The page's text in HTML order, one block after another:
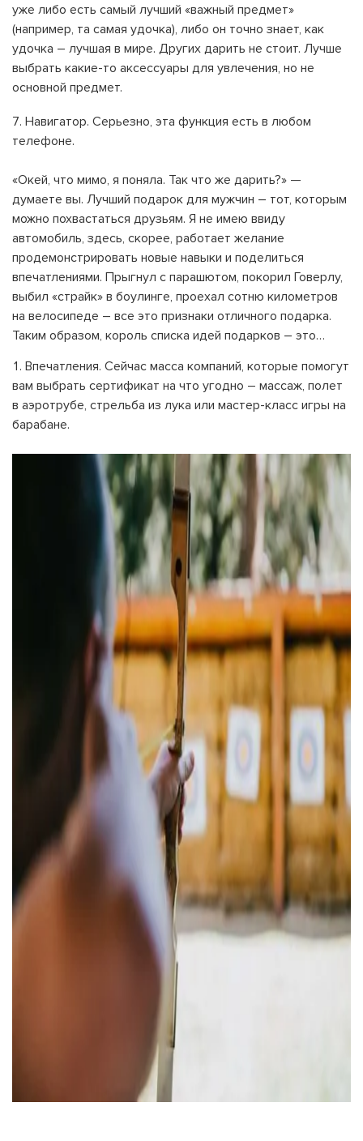
уже либо есть самый лучший «важный предмет»
(например, та самая удочка), либо он точно знает, как
удочка – лучшая в мире. Других дарить не стоит. Лучше
выбрать какие-то аксессуары для увлечения, но не
основной предмет.
Навигатор. Серьезно, эта функция есть в любом
телефоне.
«Окей, что мимо, я поняла. Так что же дарить?» —
думаете вы. Лучший подарок для мужчин – тот, которым
можно похвастаться друзьям. Я не имею ввиду
автомобиль, здесь, скорее, работает желание
продемонстрировать новые навыки и поделиться
впечатлениями. Прыгнул с парашютом, покорил Говерлу,
выбил «страйк» в боулинге, проехал сотню километров
на велосипеде – все это признаки отличного подарка.
Таким образом, король списка идей подарков – это…
Впечатления. Сейчас масса компаний, которые помогут
вам выбрать сертификат на что угодно – массаж, полет
в аэротрубе, стрельба из лука или мастер-класс игры на
барабане.